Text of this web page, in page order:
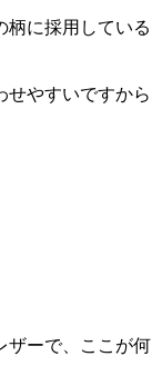
に採用してい
やすいですか
ーで、ここが